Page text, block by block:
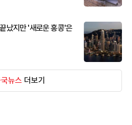
났지만 '새로운 홍콩'은
뉴스 더보기